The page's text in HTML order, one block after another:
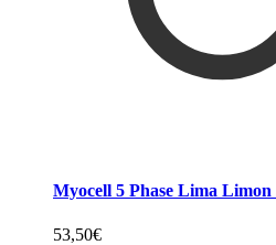
Myocell 5 Phase Lima Limon
53,50€